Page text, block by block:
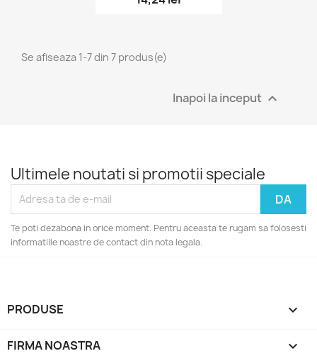
Se afiseaza 1-7 din 7 produs(e)
Inapoi la inceput 
Ultimele noutati si promotii speciale
Te poti dezabona in orice moment. Pentru aceasta te rugam sa folosesti
informatiile noastre de contact din nota legala.
PRODUSE 
FIRMA NOASTRA 